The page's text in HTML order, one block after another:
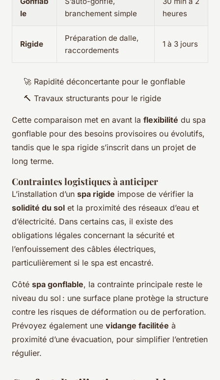
le
branchement simple
heures
Rigide
Préparation de dalle,
raccordements
1 à 3 jours
🚀 Rapidité déconcertante pour le gonflable
🔨 Travaux structurants pour le rigide
Cette comparaison met en avant la flexibilité du spa
gonflable pour des besoins provisoires ou évolutifs,
tandis que le spa rigide s’inscrit dans un projet de
long terme.
Contraintes logistiques à anticiper
L’installation d’un spa rigide impose de vérifier la
solidité du sol et la proximité des réseaux d’eau et
d’électricité. Dans certains cas, il existe des
obligations légales concernant la sécurité et
l’enfouissement des câbles électriques,
particulièrement si le spa est encastré.
Côté spa gonflable, la contrainte principale reste le
niveau du sol : une surface plane protège la structure
contre les risques de déformation ou de perforation.
Prévoyez également une vidange facilitée à
proximité d’une évacuation, pour simplifier l’entretien
régulier.